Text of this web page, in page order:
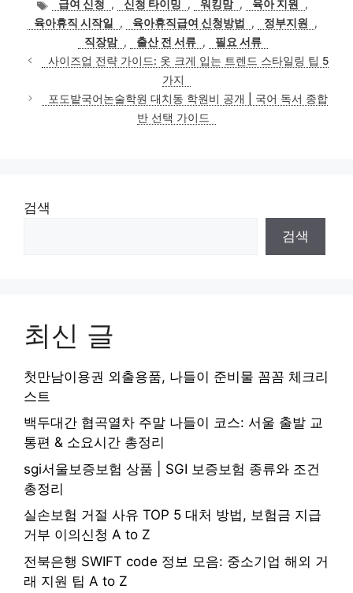
고
리
그
급여 신청 , 신청 타이밍 , 워킹맘 , 육아 지원
,
육아휴직 시작일
, 육아휴직급여 신청방법 , 정부지원
,
직장맘 , 출산 전 서류 ,
필요 서류
사이즈업 전략 가이드: 옷 크게 입는 트렌드 스타일링 팁 5
가지
포도밭국어논술학원 대치동 학원비 공개 | 국어 독서 종합
반 선택 가이드
검색
검색
최신 글
첫만남이용권 외출용품, 나들이 준비물 꼼꼼 체크리
스트
백두대간 협곡열차 주말 나들이 코스: 서울 출발 교
통편 & 소요시간 총정리
sgi서울보증보험 상품 | SGI 보증보험 종류와 조건
총정리
실손보험 거절 사유 TOP 5 대처 방법, 보험금 지급
거부 이의신청 A to Z
전북은행 SWIFT code 정보 모음: 중소기업 해외 거
래 지원 팁 A to Z